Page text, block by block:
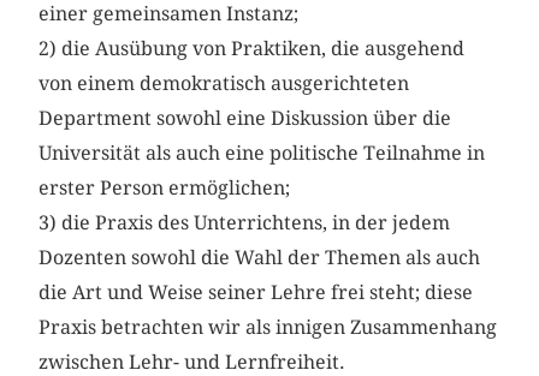
einer gemeinsamen Instanz;
2) die Ausübung von Praktiken, die ausgehend
von einem demokratisch ausgerichteten
Department sowohl eine Diskussion über die
Universität als auch eine politische Teilnahme in
erster Person ermöglichen;
3) die Praxis des Unterrichtens, in der jedem
Dozenten sowohl die Wahl der Themen als auch
die Art und Weise seiner Lehre frei steht; diese
Praxis betrachten wir als innigen Zusammenhang
zwischen Lehr- und Lernfreiheit.